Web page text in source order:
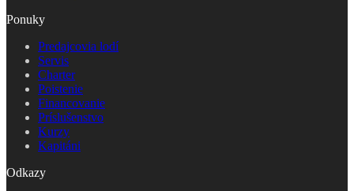
Ponuky
Predajcovia lodí
Servis
Charter
Poistenie
Financovanie
Príslušenstvo
Kurzy
Kapitáni
Odkazy